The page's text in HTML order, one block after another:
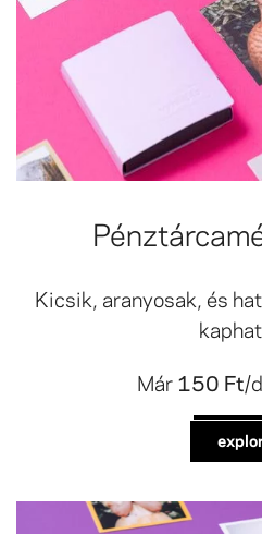
Kicsik, aranyosak, és
Már150 Ft/